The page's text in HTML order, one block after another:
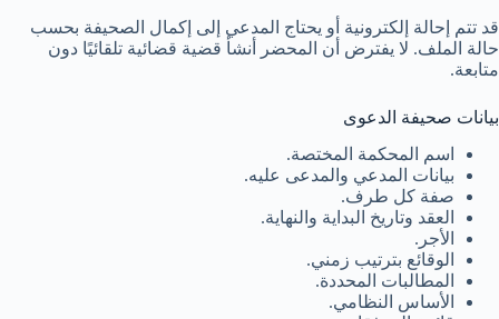
قد تتم إحالة إلكترونية أو يحتاج المدعي إلى إكمال الصحيفة بحسب
حالة الملف. لا يفترض أن المحضر أنشأ قضية قضائية تلقائيًا دون
متابعة.
بيانات صحيفة الدعوى
اسم المحكمة المختصة.
بيانات المدعي والمدعى عليه.
صفة كل طرف.
العقد وتاريخ البداية والنهاية.
الأجر.
الوقائع بترتيب زمني.
المطالبات المحددة.
الأساس النظامي.